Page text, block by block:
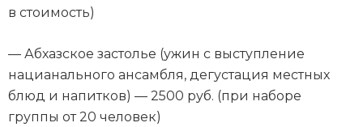
в стоимость)
— Абхазское застолье (ужин с выступление
нацианального ансамбля, дегустация местных
блюд и напитков) — 2500 руб. (при наборе
группы от 20 человек)